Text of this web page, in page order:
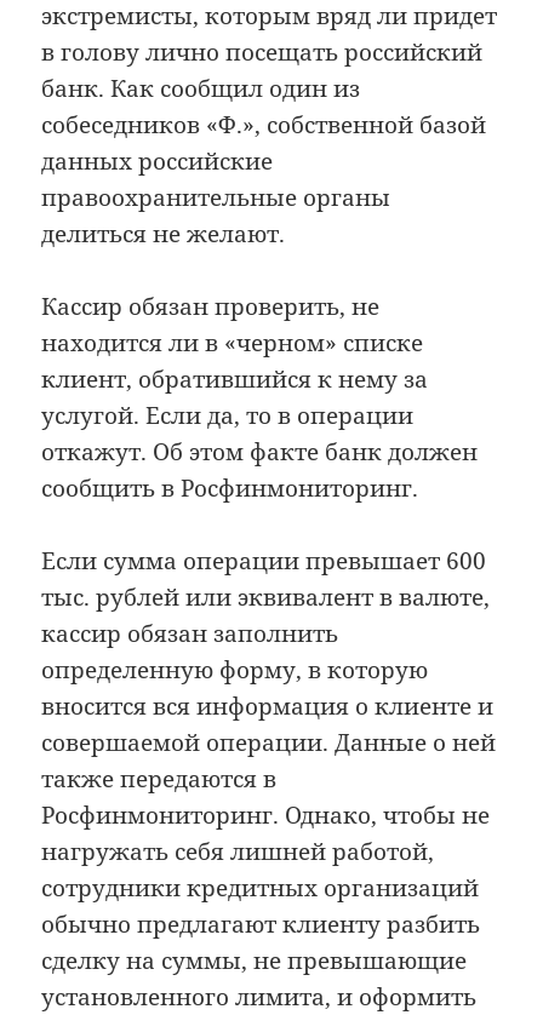
экстремисты, которым вряд ли придет
в голову лично посещать российский
банк. Как сообщил один из
собеседников «Ф.», собственной базой
данных российские
правоохранительные органы
делиться не желают.
Кассир обязан проверить, не
находится ли в «черном» списке
клиент, обратившийся к нему за
услугой. Если да, то в операции
откажут. Об этом факте банк должен
сообщить в Росфинмониторинг.
Если сумма операции превышает 600
тыс. рублей или эквивалент в валюте,
кассир обязан заполнить
определенную форму, в которую
вносится вся информация о клиенте и
совершаемой операции. Данные о ней
также передаются в
Росфинмониторинг. Однако, чтобы не
нагружать себя лишней работой,
сотрудники кредитных организаций
обычно предлагают клиенту разбить
сделку на суммы, не превышающие
установленного лимита, и оформить